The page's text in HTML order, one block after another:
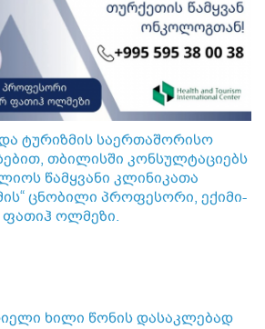
ტურიზმის საერთაშორისო
თბილისში კონსულტაციებს
წამყვანი კლინიკათა
ცნობილი პროფესორი, ექიმი-
ოლმეზი.
ხილი წონის დასაკლებად